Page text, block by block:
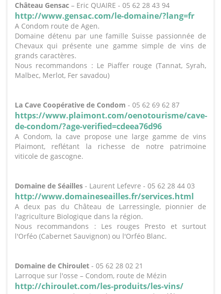
Château Gensac – Eric QUAIRE - 05 62 28 43 94
http://www.gensac.com/le-domaine/?lang=fr
A Condom route de Agen.
Domaine détenu par une famille Suisse passionnée de
Chevaux qui présente une gamme simple de vins de
grands caractères.
Nous recommandons : Le Piaffer rouge (Tannat, Syrah,
Malbec, Merlot, Fer savadou)
La Cave Coopérative de Condom - 05 62 69 62 87
https://www.plaimont.com/oenotourisme/cave-
de-condom/?age-verified=cdeea76d96
A Condom, la cave propose une large gamme de vins
Plaimont, reflétant la richesse de notre patrimoine
viticole de gascogne.
Domaine de Séailles - Laurent Lefevre - 05 62 28 44 03
http://www.domaineseailles.fr/services.html
A deux pas du Château de Larressingle, pionnier de
l'agriculture Biologique dans la région.
Nous recommandons : Les rouges Presto et surtout
l'Orféo (Cabernet Sauvignon) ou l'Orféo Blanc.
Domaine de Chiroulet - 05 62 28 02 21
Larroque sur l'osse – Condom, route de Mézin
http://chiroulet.com/les-produits/les-vins/